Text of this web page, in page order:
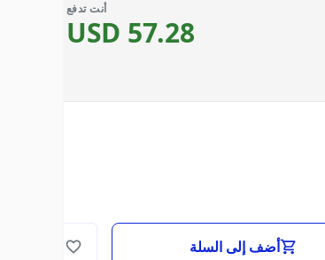
أنت تدفع
USD 57.28
أضف إلى السلة